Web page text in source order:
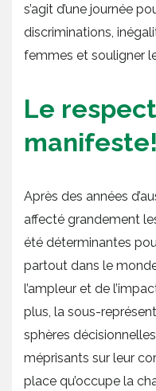
s’agit d’une journée
discriminations,
femmes et souligner
Le
manifeste!
Après des années
affecté grandement
été déterminantes
partout dans le
l’ampleur et de
plus, la sous-
sphères
méprisants sur leur
place qu’occupe la